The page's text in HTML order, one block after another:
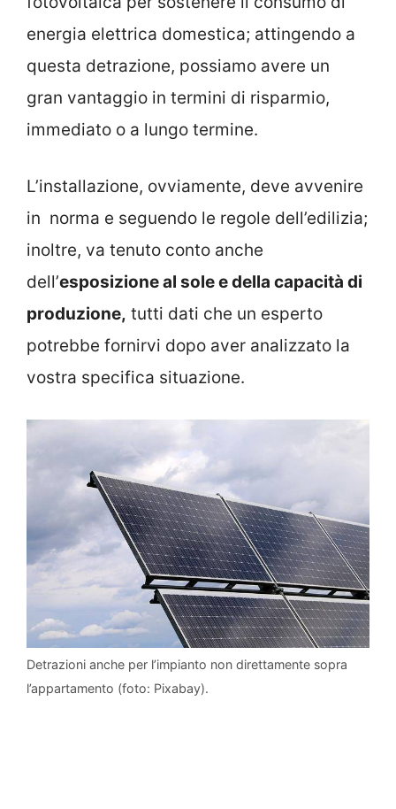
energia elettrica domestica; attingendo a
questa detrazione, possiamo avere un
gran vantaggio in termini di risparmio,
immediato o a lungo termine.
L’installazione, ovviamente, deve avvenire
in norma e seguendo le regole dell’edilizia;
inoltre, va tenuto conto anche
dell’esposizione al sole e della capacità di
produzione, tutti dati che un esperto
potrebbe fornirvi dopo aver analizzato la
vostra specifica situazione.
Detrazioni anche per l’impianto non direttamente sopra
l’appartamento (foto: Pixabay).